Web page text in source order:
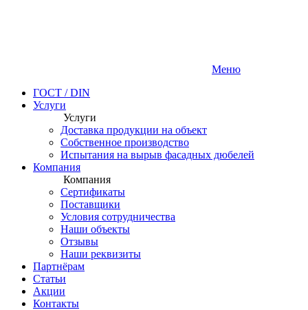
Меню
ГОСТ / DIN
Услуги
Услуги
Доставка продукции на объект
Собственное производство
Испытания на вырыв фасадных дюбелей
Компания
Компания
Сертификаты
Поставщики
Условия сотрудничества
Наши объекты
Отзывы
Наши реквизиты
Партнёрам
Статьи
Акции
Контакты